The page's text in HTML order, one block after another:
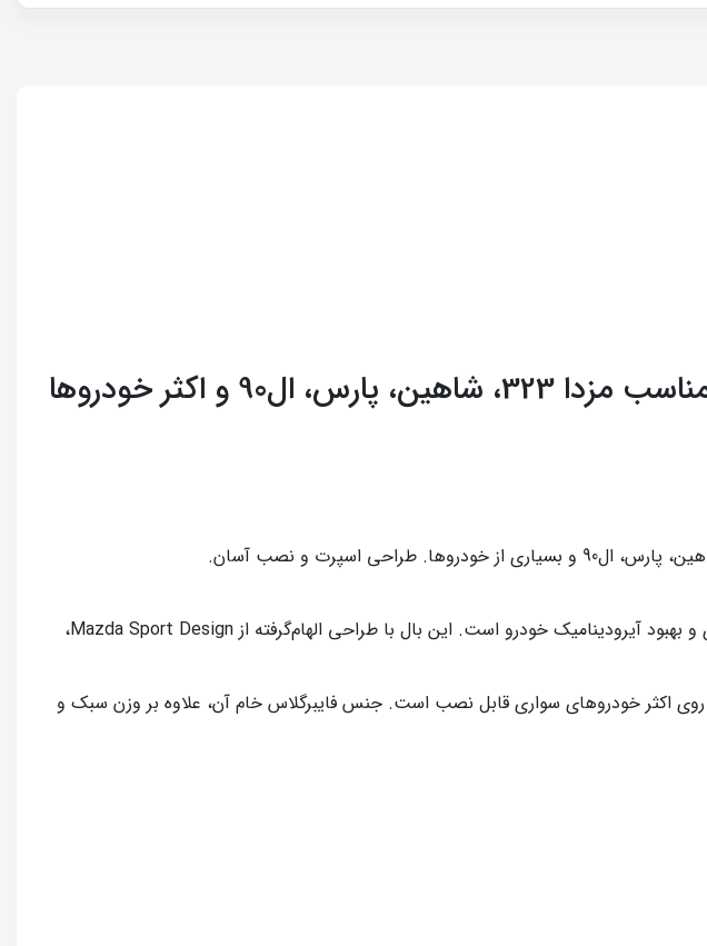
و اکثر خودروها
بال صندوق عقب طرح مزدا ساخته شده از فایبرگلاس خام با کیفیت بالا، گزینه‌ای ایده‌آل برای ارتقاء ظاهری و بهبود آیرودینامیک خودرو است. این بال با طراحی الهام‌گرفته از Mazda Sport Design،
محصول به صورت یونیورسال طراحی شده و علاوه بر خودروهای مزدا 323، شاهین، پژو پارس و ال90، روی اکثر خودروهای سواری قابل نصب است. جنس فایبرگلاس خام آن، علاوه بر وزن سبک و